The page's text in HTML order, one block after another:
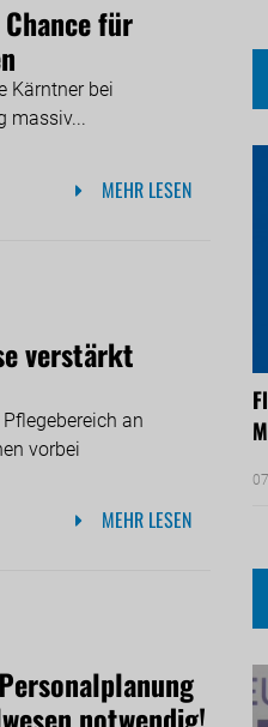
für
Kärntner bei
massiv...
MEHR LESEN
verstärkt
an
vorbei
MEHR LESEN
notwendig!